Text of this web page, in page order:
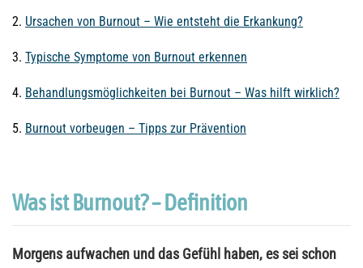
2. Ursachen von Burnout – Wie entsteht die Erkankung?
3. Typische Symptome von Burnout erkennen
4. Behandlungsmöglichkeiten bei Burnout – Was hilft wirklich?
5. Burnout vorbeugen – Tipps zur Prävention
Was ist Burnout? – Definition
Morgens aufwachen und das Gefühl haben, es sei schon